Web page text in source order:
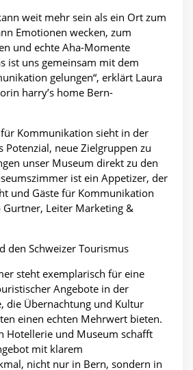
weit mehr sein als ein Ort zum
Emotionen wecken, zum
und echte Aha-Momente
ist uns gemeinsam mit dem
gelungen“, erklärt Laura
harry’s home Bern-
Kommunikation sieht in der
Potenzial, neue Zielgruppen zu
unser Museum direkt zu den
ist ein Appetizer, der
und Gäste für Kommunikation
Gurtner, Leiter Marketing &
den Schweizer Tourismus
steht exemplarisch für eine
Angebote in der
die Übernachtung und Kultur
einen echten Mehrwert bieten.
Hotellerie und Museum schafft
mit klarem
nicht nur in Bern, sondern in